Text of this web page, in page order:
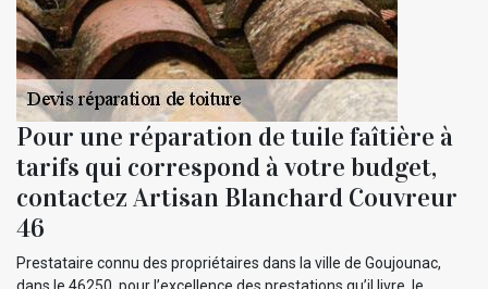
Pour une réparation de tuile faîtière à
tarifs qui correspond à votre budget,
contactez Artisan Blanchard Couvreur
46
Prestataire connu des propriétaires dans la ville de Goujounac,